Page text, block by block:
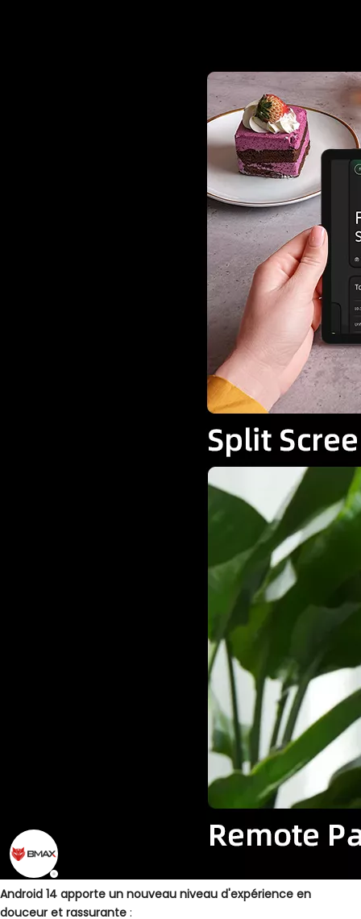
Android 14 apporte un nouveau niveau d'expérience en
douceur et rassurante :